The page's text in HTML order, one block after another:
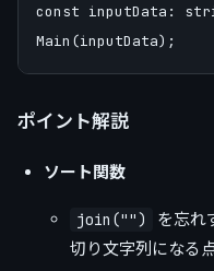
const inputData:
ポイント解説
ソート関数
join("") を忘れ
切り文字列になる